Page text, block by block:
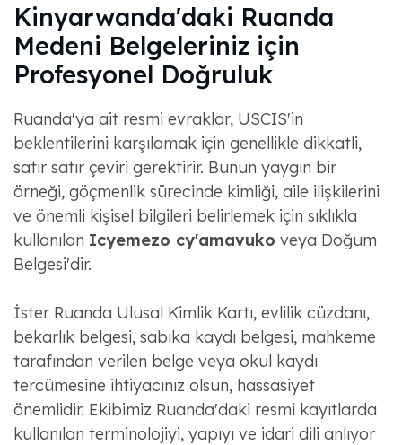
Kinyarwanda'daki Ruanda
Medeni Belgeleriniz için
Profesyonel Doğruluk
Ruanda'ya ait resmi evraklar, USCIS'in
beklentilerini karşılamak için genellikle dikkatli,
satır satır çeviri gerektirir. Bunun yaygın bir
örneği, göçmenlik sürecinde kimliği, aile ilişkilerini
ve önemli kişisel bilgileri belirlemek için sıklıkla
kullanılan Icyemezo cy'amavuko veya Doğum
Belgesi'dir.
İster Ruanda Ulusal Kimlik Kartı, evlilik cüzdanı,
bekarlık belgesi, sabıka kaydı belgesi, mahkeme
tarafından verilen belge veya okul kaydı
tercümesine ihtiyacınız olsun, hassasiyet
önemlidir. Ekibimiz Ruanda'daki resmi kayıtlarda
kullanılan terminolojiyi, yapıyı ve idari dili anlıyor